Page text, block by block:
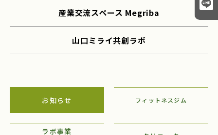
産業交流スペース Megriba
山口ミライ共創ラボ
お知らせ フィットネスジム
ラボ事業